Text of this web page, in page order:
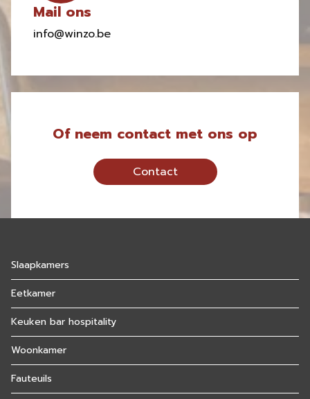
Mail ons
info@winzo.be
Of neem contact met ons op
Contact
Slaapkamers
Eetkamer
Keuken bar hospitality
Woonkamer
Fauteuils